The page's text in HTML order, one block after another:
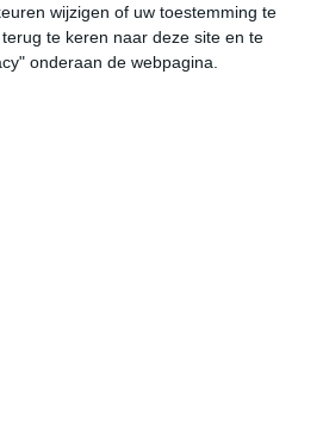
wijzigen of uw toestemming te
te keren naar deze site en te
onderaan de webpagina.
16:00 19:00 22:00